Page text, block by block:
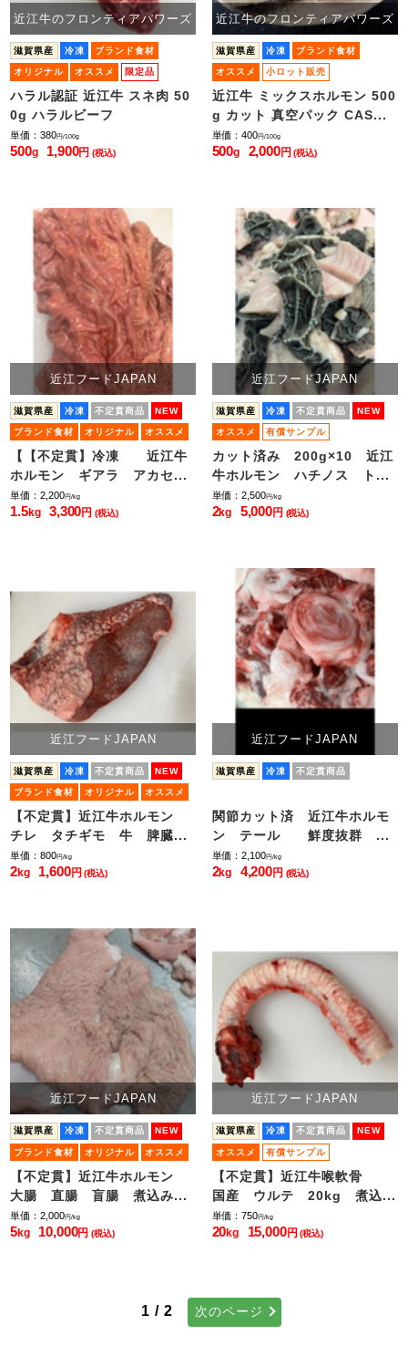
近江牛のフロンティアパワーズ
滋賀県産 冷凍 ブランド食材
オリジナル オススメ 限定品
小ロット販売
ハラル認証 近江牛 スネ肉 50
0g ハラルビーフ
単価：380円/100g
500g 1,900円(税込)
近江牛のフロンティアパワーズ
滋賀県産 冷凍 ブランド食材
オススメ 小ロット販売
近江牛 ミックスホルモン 500
g カット 真空パック CAS...
単価：400円/100g
500g 2,000円(税込)
近江フードJAPAN
滋賀県産 冷凍 不定貫商品 NEW
ブランド食材 オリジナル オススメ
【【不定貫】冷凍 近江牛
ホルモン ギアラ アカセ...
単価：2,200円/kg
1.5kg 3,300円 (税込)
近江フードJAPAN
滋賀県産 冷凍 不定貫商品 NEW
オススメ 有償サンプル
小ロット販売
カット済み 200g×10 近江
牛ホルモン ハチノス ト...
単価：2,500円/kg
2kg 5,000円 (税込)
近江フードJAPAN
滋賀県産 冷凍 不定貫商品 NEW
ブランド食材 オリジナル オススメ
【不定貫】近江牛ホルモン
チレ タチギモ 牛 脾臓...
単価：800円/kg
2kg 1,600円(税込)
近江フードJAPAN
滋賀県産 冷凍 不定貫商品
関節カット済 近江牛ホルモ
ン テール 鮮度抜群 ...
単価：2,100円/kg
2kg 4,200円 (税込)
近江フードJAPAN
滋賀県産 冷凍 不定貫商品 NEW
ブランド食材 オリジナル オススメ
【不定貫】近江牛ホルモン
大腸 直腸 盲腸 煮込み...
単価：2,000円/kg
5kg 10,000円(税込)
近江フードJAPAN
滋賀県産 冷凍 不定貫商品 NEW
オススメ 有償サンプル
小ロット販売
【不定貫】近江牛喉軟骨
国産 ウルテ 20kg 煮込...
単価：750円/kg
20kg 15,000円(税込)
1 / 2 次のページ